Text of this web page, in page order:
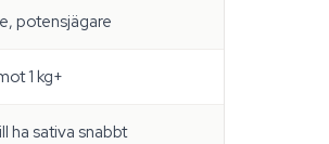
potensjägare
1 kg+
ha sativa snabbt